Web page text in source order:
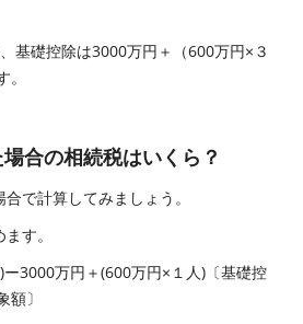
基礎控除は3000万円＋（600万円×３
合の相続税はいくら？
で計算してみましょう。
す。
3000万円＋(600万円×１人)〔基礎控
〕